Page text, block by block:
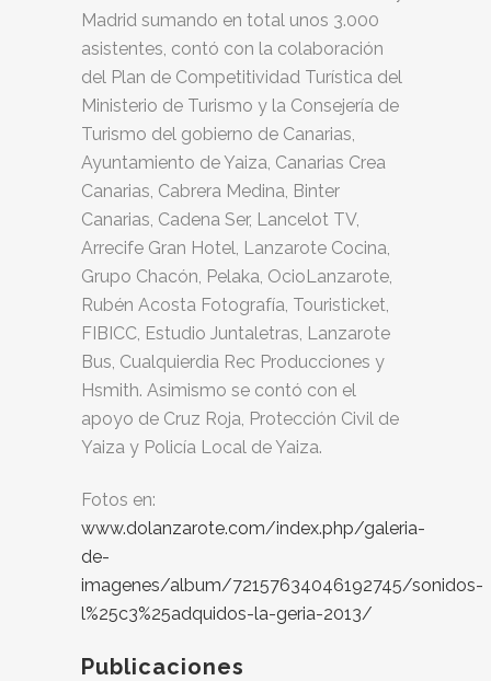
Madrid sumando en total unos 3.000
asistentes, contó con la colaboración
del Plan de Competitividad Turística del
Ministerio de Turismo y la Consejería de
Turismo del gobierno de Canarias,
Ayuntamiento de Yaiza, Canarias Crea
Canarias, Cabrera Medina, Binter
Canarias, Cadena Ser, Lancelot TV,
Arrecife Gran Hotel, Lanzarote Cocina,
Grupo Chacón, Pelaka, OcioLanzarote,
Rubén Acosta Fotografía, Touristicket,
FIBICC, Estudio Juntaletras, Lanzarote
Bus, Cualquierdia Rec Producciones y
Hsmith. Asimismo se contó con el
apoyo de Cruz Roja, Protección Civil de
Yaiza y Policía Local de Yaiza.
Fotos en:
www.dolanzarote.com/index.php/galeria-
de-
imagenes/album/72157634046192745/sonidos-
l%25c3%25adquidos-la-geria-2013/
Publicaciones